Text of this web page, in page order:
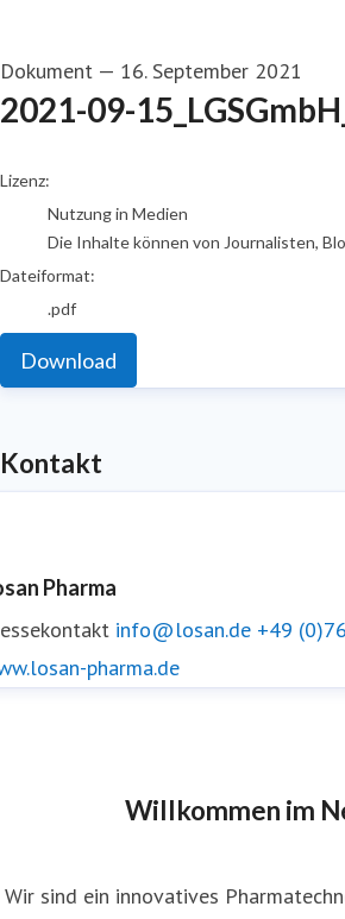
Dokument — 16. September 2021
2021-09-
go to media item
Lizenz:
Nutzung in Medien
Die Inhalte können von Journalisten,
Dateiformat:
.pdf
Download
Kontakt
Pharma
info@losan.de +49
pharma.de
Willkommen im
Wir sind ein innovatives